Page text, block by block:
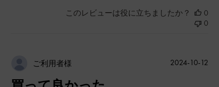
このレビューは役に立ちましたか？
0
0
ご利用者様
公
2024-10-12